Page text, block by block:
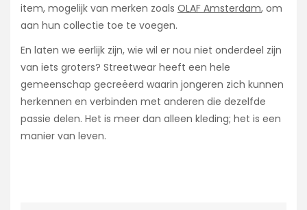
item, mogelijk van merken zoals OLAF Amsterdam, om
aan hun collectie toe te voegen.
En laten we eerlijk zijn, wie wil er nou niet onderdeel zijn
van iets groters? Streetwear heeft een hele
gemeenschap gecreëerd waarin jongeren zich kunnen
herkennen en verbinden met anderen die dezelfde
passie delen. Het is meer dan alleen kleding; het is een
manier van leven.